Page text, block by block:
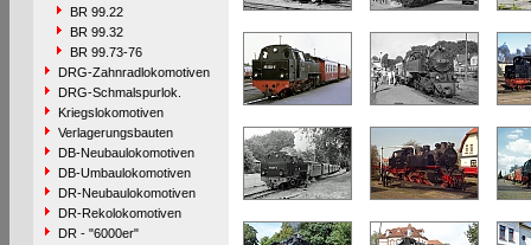
BR 99.22
BR 99.32
BR 99.73-76
DRG-Zahnradlokomotiven
DRG-Schmalspurlok.
Kriegslokomotiven
Verlagerungsbauten
DB-Neubaulokomotiven
DB-Umbaulokomotiven
DR-Neubaulokomotiven
DR-Rekolokomotiven
DR - "6000er"